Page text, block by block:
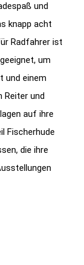
und
knapp acht
Radfahrer ist
um
und einem
Reiter und
auf ihre
Fischerhude
die ihre